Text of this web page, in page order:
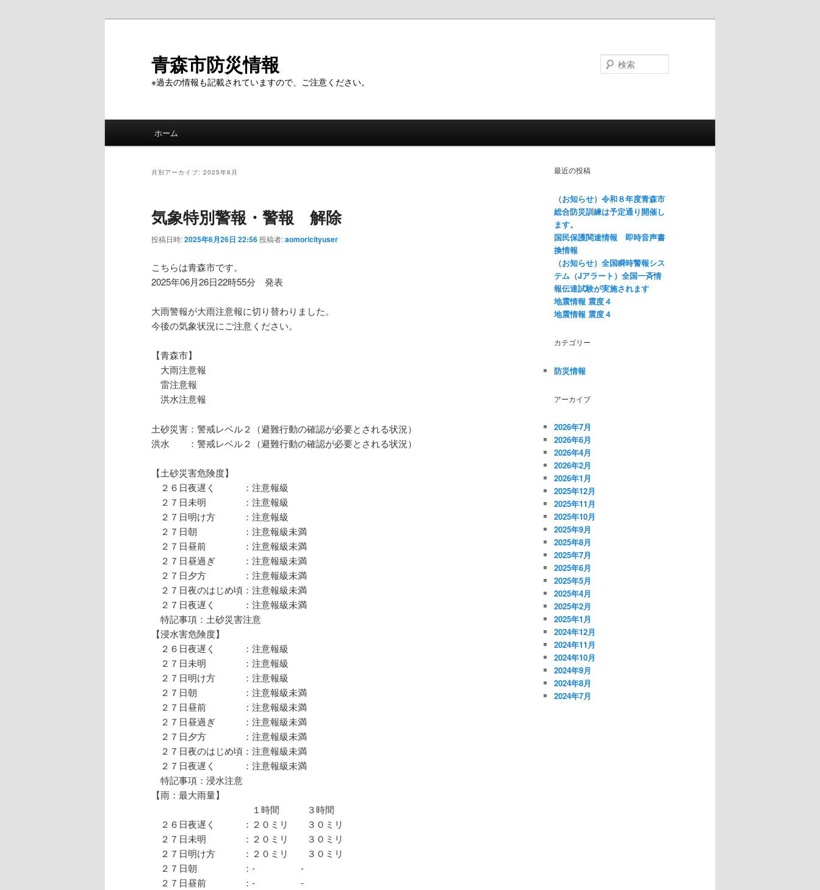
青森市防災情報
※過去の情報も記載されていますので、ご注意ください。
ホーム
月別アーカイブ: 2025年6月
気象特別警報・警報 解除
投稿日時:2025年6月26日 22:56投稿者:aomoricityuser
こちらは青森市です。
2025年06月26日22時55分 発表
大雨警報が大雨注意報に切り替わりました。
今後の気象状況にご注意ください。
【青森市】
大雨注意報
雷注意報
洪水注意報
土砂災害：警戒レベル２（避難行動の確認が必要とされる状況）
洪水 ：警戒レベル２（避難行動の確認が必要とされる状況）
【土砂災害危険度】
２６日夜遅く ：注意報級
２７日未明 ：注意報級
２７日明け方 ：注意報級
２７日朝 ：注意報級未満
２７日昼前 ：注意報級未満
２７日昼過ぎ ：注意報級未満
２７日夕方 ：注意報級未満
２７日夜のはじめ頃：注意報級未満
２７日夜遅く ：注意報級未満
特記事項：土砂災害注意
【浸水害危険度】
２６日夜遅く ：注意報級
２７日未明 ：注意報級
２７日明け方 ：注意報級
２７日朝 ：注意報級未満
２７日昼前 ：注意報級未満
２７日昼過ぎ ：注意報級未満
２７日夕方 ：注意報級未満
２７日夜のはじめ頃：注意報級未満
２７日夜遅く ：注意報級未満
特記事項：浸水注意
【雨：最大雨量】
１時間 ３時間
２６日夜遅く ：２０ミリ ３０ミリ
２７日未明 ：２０ミリ ３０ミリ
２７日明け方 ：２０ミリ ３０ミリ
２７日朝 ：‐ ‐
２７日昼前 ：‐ ‐
最近の投稿
（お知らせ）令和８年度青森市
総合防災訓練は予定通り開催し
ます。
国民保護関連情報 即時音声書
換情報
（お知らせ）全国瞬時警報シス
テム（Jアラート）全国一斉情
報伝達試験が実施されます
地震情報 震度４
地震情報 震度４
カテゴリー
防災情報
アーカイブ
2026年7月
2026年6月
2026年4月
2026年2月
2026年1月
2025年12月
2025年11月
2025年10月
2025年9月
2025年8月
2025年7月
2025年6月
2025年5月
2025年4月
2025年2月
2025年1月
2024年12月
2024年11月
2024年10月
2024年9月
2024年8月
2024年7月